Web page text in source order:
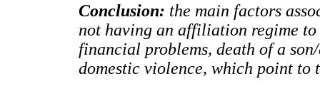
Conclusion: the main factors
not having an affiliation regime
financial problems, death of a
domestic violence, which point to